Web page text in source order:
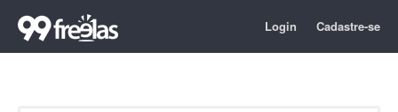
Login Cadastre-se